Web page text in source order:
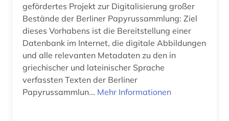
orthodoxe kirche (1)
ortsname (1)
ostraka (2)
ostrakon (5)
paläographie (1)
gefördertes Projekt zur Digitalisierung großer
Bestände der Berliner Papyrussammlung: Ziel
dieses Vorhabens ist die Bereitstellung einer
Datenbank im Internet, die digitale Abbildungen
und alle relevanten Metadaten zu den in
griechischer und lateinischer Sprache
verfassten Texten der Berliner
Papyrussammlun... Mehr Informationen